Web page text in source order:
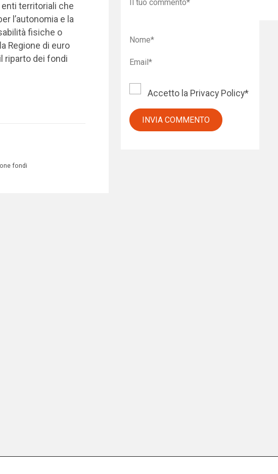
territoriali che
l’autonomia e la
fisiche o
Regione di euro
riparto dei fondi
fondi
Accetto la Privacy Policy*